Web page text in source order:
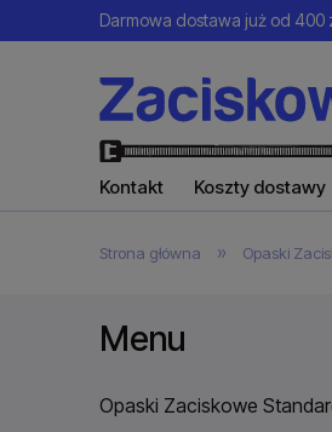
Darmowa dostawa już od 400
Kontakt Koszty dostawy
Strona główna » Opaski
Menu
Opaski Zaciskowe